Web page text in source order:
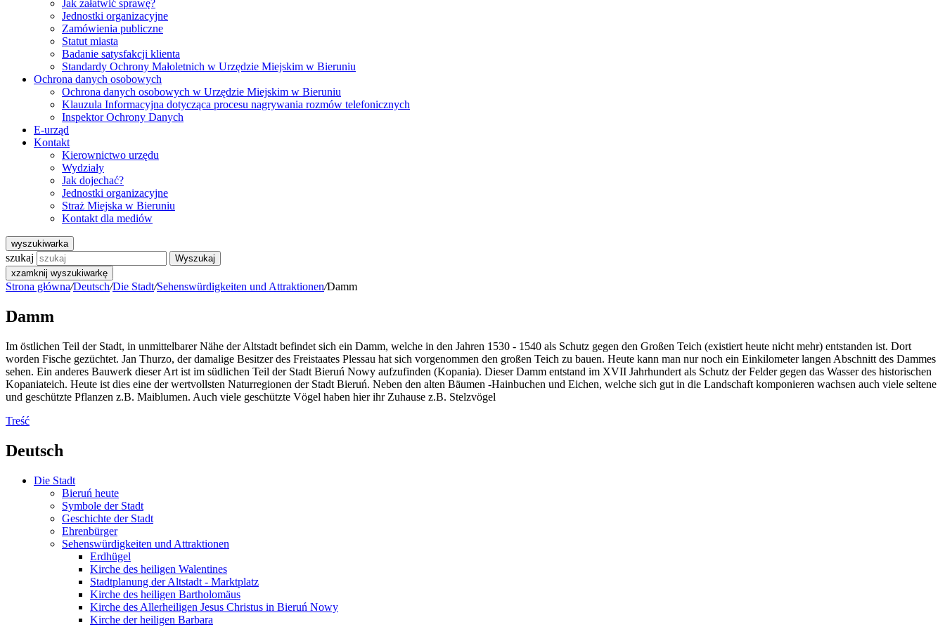
Jak załatwić sprawę?
Jednostki organizacyjne
Zamówienia publiczne
Statut miasta
Badanie satysfakcji klienta
Standardy Ochrony Małoletnich w Urzędzie Miejskim w Bieruniu
Ochrona danych osobowych
Ochrona danych osobowych w Urzędzie Miejskim w Bieruniu
Klauzula Informacyjna dotycząca procesu nagrywania rozmów telefonicznych
Inspektor Ochrony Danych
E-urząd
Kontakt
Kierownictwo urzędu
Wydziały
Jak dojechać?
Jednostki organizacyjne
Straż Miejska w Bieruniu
Kontakt dla mediów
wyszukiwarka
szukaj
Wyszukaj
xzamknij wyszukiwarkę
Strona główna/Deutsch/Die Stadt/Sehenswürdigkeiten und Attraktionen/Damm
Damm
Im östlichen Teil der Stadt, in unmittelbarer Nähe der Altstadt befindet sich ein Damm, welche in den Jahren 1530 - 1540 als Schutz gegen den Großen Teich (existiert heute nicht mehr) entstanden ist. Dort
worden Fische gezüchtet. Jan Thurzo, der damalige Besitzer des Freistaates Plessau hat sich vorgenommen den großen Teich zu bauen. Heute kann man nur noch ein Einkilometer langen Abschnitt des Dammes
sehen. Ein anderes Bauwerk dieser Art ist im südlichen Teil der Stadt Bieruń Nowy aufzufinden (Kopania). Dieser Damm entstand im XVII Jahrhundert als Schutz der Felder gegen das Wasser des historischen
Kopaniateich. Heute ist dies eine der wertvollsten Naturregionen der Stadt Bieruń. Neben den alten Bäumen -Hainbuchen und Eichen, welche sich gut in die Landschaft komponieren wachsen auch viele seltene
und geschützte Pflanzen z.B. Maiblumen. Auch viele geschützte Vögel haben hier ihr Zuhause z.B. Stelzvögel
Treść
Deutsch
Die Stadt
Bieruń heute
Symbole der Stadt
Geschichte der Stadt
Ehrenbürger
Sehenswürdigkeiten und Attraktionen
Erdhügel
Kirche des heiligen Walentines
Stadtplanung der Altstadt - Marktplatz
Kirche des heiligen Bartholomäus
Kirche des Allerheiligen Jesus Christus in Bieruń Nowy
Kirche der heiligen Barbara